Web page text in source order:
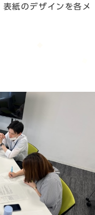
紙のデザインを各メ